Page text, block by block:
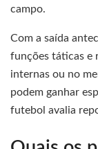
campo.
Com a saída
funções táticas e
internas ou no
podem ganhar
futebol avalia